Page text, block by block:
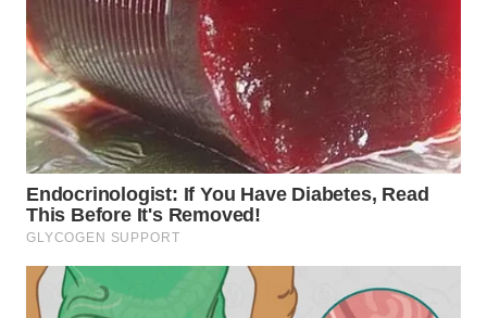
MALUT
WN
DAIRI
WN
DANAU
TOBA
WN
NIAS